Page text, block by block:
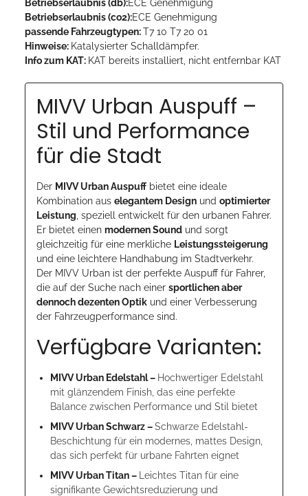
Betriebserlaubnis (db):ECE Genehmigung
Betriebserlaubnis (co2):ECE Genehmigung
passende Fahrzeugtypen:T7 10 T7 20 01
Hinweise: Katalysierter Schalldämpfer.
Info zum KAT: KAT bereits installiert, nicht entfernbar KAT
MIVV Urban Auspuff –
Stil und Performance
für die Stadt
Der MIVV Urban Auspuff bietet eine ideale
Kombination aus elegantem Design und optimierter
Leistung , speziell entwickelt für den urbanen Fahrer.
Er bietet einen modernen Sound und sorgt
gleichzeitig für eine merkliche Leistungssteigerung
und eine leichtere Handhabung im Stadtverkehr.
Der MIVV Urban ist der perfekte Auspuff für Fahrer,
die auf der Suche nach einer sportlichen aber
dennoch dezenten Optik und einer Verbesserung
der Fahrzeugperformance sind.
Verfügbare Varianten:
MIVV Urban Edelstahl – Hochwertiger Edelstahl
mit glänzendem Finish, das eine perfekte
Balance zwischen Performance und Stil bietet
MIVV Urban Schwarz –Schwarze Edelstahl-
Beschichtung für ein modernes, mattes Design,
das sich perfekt für urbane Fahrten eignet
MIVV Urban Titan –
Leichtes Titan für eine
signifikante Gewichtsreduzierung und